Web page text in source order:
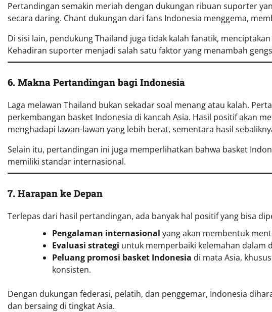
Pertandingan semakin meriah dengan dukungan ribuan suporter
secara daring. Chant dukungan dari fans Indonesia menggema,
Di sisi lain, pendukung Thailand juga tidak kalah fanatik,
Kehadiran suporter menjadi salah satu faktor yang menambah
6. Makna Pertandingan bagi Indonesia
Laga melawan Thailand bukan sekadar soal menang atau kalah.
perkembangan basket Indonesia di kancah Asia. Hasil positif akan
menghadapi lawan-lawan yang lebih berat, sementara hasil
Selain itu, pertandingan ini juga memperlihatkan bahwa basket
memiliki standar internasional.
7. Harapan ke Depan
Terlepas dari hasil pertandingan, ada banyak hal positif yang bisa
Pengalaman internasional yang akan membentuk
Evaluasi strategi untuk memperbaiki kelemahan dalam
Peluang promosi basket Indonesia di mata Asia,
konsisten.
Dengan dukungan federasi, pelatih, dan penggemar, Indonesia
dan bersaing di tingkat Asia.